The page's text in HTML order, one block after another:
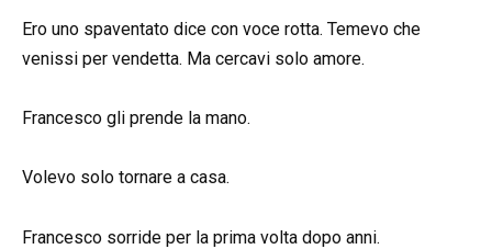
Ero uno spaventato dice con voce rotta. Temevo che
venissi per vendetta. Ma cercavi solo amore.
Francesco gli prende la mano.
Volevo solo tornare a casa.
Francesco sorride per la prima volta dopo anni.